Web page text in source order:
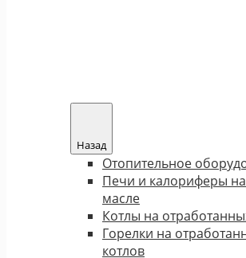
Назад
Отопительное
Печи и калориферы
масле
Котлы на
Горелки на
котлов